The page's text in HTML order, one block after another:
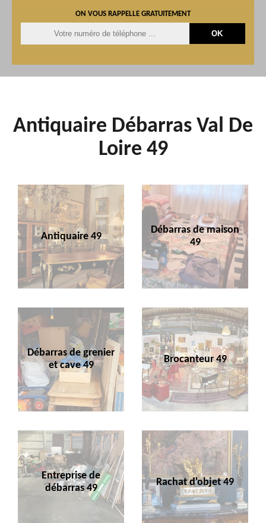
ON VOUS RAPPELLE GRATUITEMENT
Antiquaire Débarras Val De
Loire 49
Antiquaire 49
Débarras de maison
49
Débarras de grenier
et cave 49
Brocanteur 49
Entreprise de
débarras 49
Rachat d'objet 49